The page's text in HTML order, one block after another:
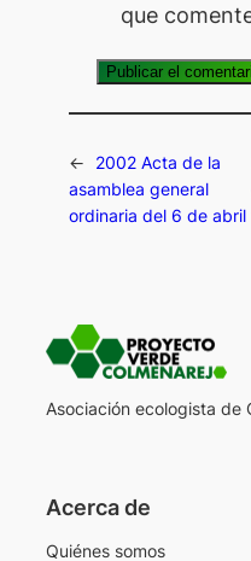
que
←
2002 Acta de la
asamblea general
ordinaria del 6 de abril
Asociación ecologista de
Acerca de
Quiénes somos